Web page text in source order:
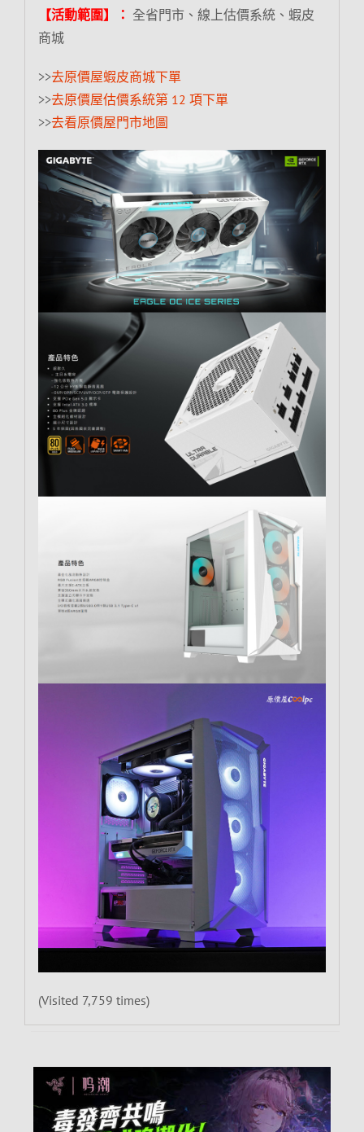
【活動範圍】： 全省門市、線上估價系統、蝦皮
商城
>>去原價屋蝦皮商城下單
>>去原價屋估價系統第 12 項下單
>>去看原價屋門市地圖
(Visited 7,759 times)